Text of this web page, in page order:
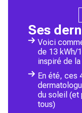
Ses
Voici
de 13 kWh/
inspiré de la
En été, ces
du soleil (et
tous)